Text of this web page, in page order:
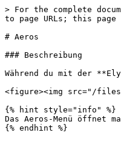
> For the complete
to page URLs; this
# Aeros
### Beschreibung
Während du mit der
<figure><img src="/files/
{% hint style="info" %}
Das Aeros-Menü öffnet
{% endhint %}